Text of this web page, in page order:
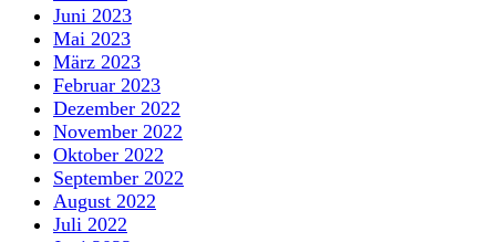
Juni 2023
Mai 2023
März 2023
Februar 2023
Dezember 2022
November 2022
Oktober 2022
September 2022
August 2022
Juli 2022